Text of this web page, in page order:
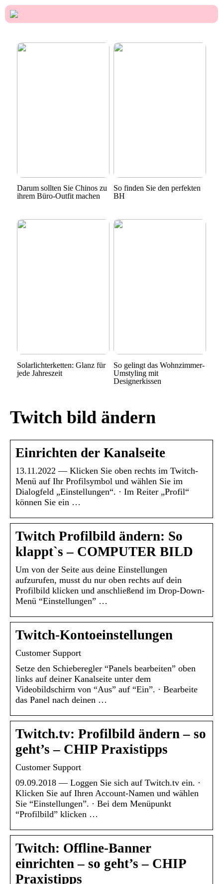
Darum sollten Sie Chinos zu
ihrem Büro-Outfit machen
So finden Sie den perfekten
BH
Solarlichterketten: Glanz für
jede Jahreszeit
So gelingt das Wohnzimmer-
Umstyling mit
Designerkissen
Twitch bild ändern
Einrichten der Kanalseite
13.11.2022 — Klicken Sie oben rechts im Twitch-
Menü auf Ihr Profilsymbol und wählen Sie im
Dialogfeld „Einstellungen“. · Im Reiter „Profil“
können Sie ein …
Twitch Profilbild ändern: So
klappt`s – COMPUTER BILD
Um von der Seite aus deine Einstellungen
aufzurufen, musst du nur oben rechts auf dein
Profilbild klicken und anschließend im Drop-Down-
Menü “Einstellungen” …
Twitch-Kontoeinstellungen
Customer Support
Setze den Schieberegler “Panels bearbeiten” oben
links auf deiner Kanalseite unter dem
Videobildschirm von “Aus” auf “Ein”. · Bearbeite
das Panel nach deinen …
Twitch.tv: Profilbild ändern – so
geht’s – CHIP Praxistipps
Customer Support
09.09.2018 — Loggen Sie sich auf Twitch.tv ein. ·
Klicken Sie auf Ihren Account-Namen und wählen
Sie “Einstellungen”. · Bei dem Menüpunkt
“Profilbild” klicken …
Twitch: Offline-Banner
einrichten – so geht’s – CHIP
Praxistipps